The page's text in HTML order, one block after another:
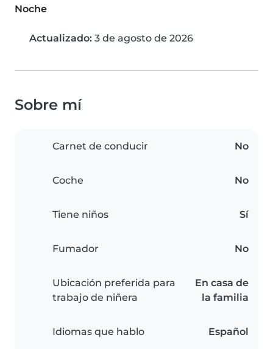
Noche
Actualizado: 3 de agosto de 2026
Sobre mí
Carnet de conducir No
Coche No
Tiene niños Sí
Fumador No
Ubicación preferida para
trabajo de niñera
En casa de
la familia
Idiomas que hablo Español